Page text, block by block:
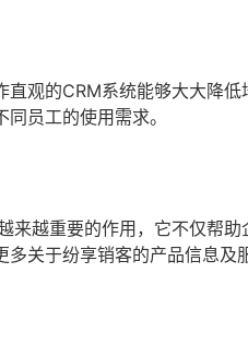
观的CRM系统能够大大降
员工的使用需求。
来越重要的作用，它不仅帮
关于纷享销客的产品信息及